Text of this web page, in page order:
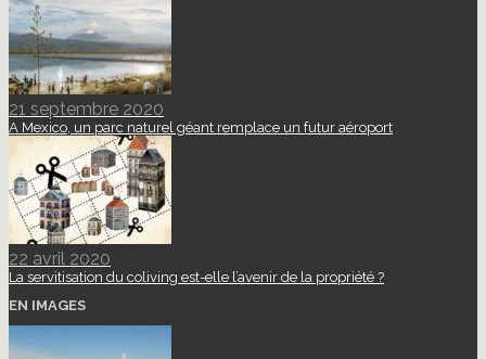
21 septembre 2020
A Mexico, un parc naturel géant remplace un futur aéroport
22 avril 2020
La servitisation du coliving est-elle l’avenir de la propriété ?
EN IMAGES